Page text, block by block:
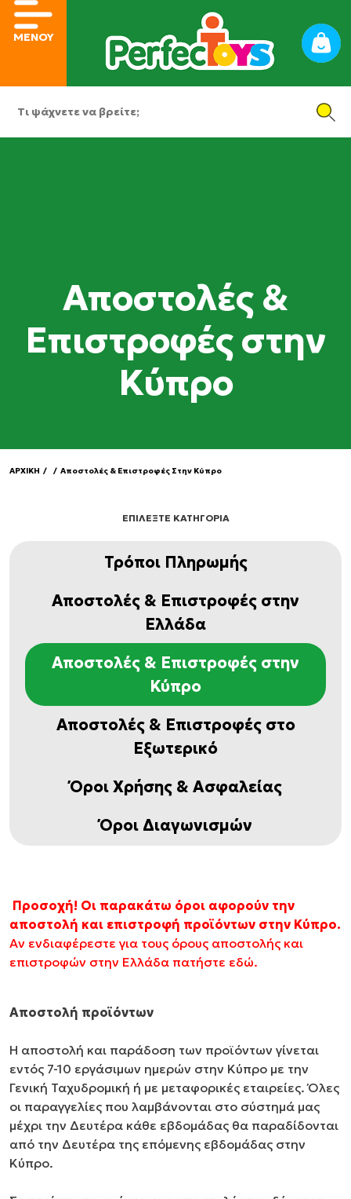
ΜΕΝΟΥ
Αποστολές &
Επιστροφές στην
Κύπρο
ΑΡΧΙΚΗ / / Αποστολές & Επιστροφές Στην Κύπρο
ΕΠΙΛΕΞΤΕ ΚΑΤΗΓΟΡΙΑ
Τρόποι Πληρωμής
Αποστολές & Επιστροφές στην
Ελλάδα
Αποστολές & Επιστροφές στην
Κύπρο
Αποστολές & Επιστροφές στο
Εξωτερικό
Όροι Χρήσης & Ασφαλείας
Όροι Διαγωνισμών
Προσοχή! Οι παρακάτω όροι αφορούν την
αποστολή και επιστροφή προϊόντων στην Κύπρο.
Αν ενδιαφέρεστε για τους όρους αποστολής και
επιστροφών στην Ελλάδα πατήστε εδώ.
Αποστολή προϊόντων
Η αποστολή και παράδοση των προϊόντων γίνεται
εντός 7-10 εργάσιμων ημερών στην Κύπρο με την
Γενική Ταχυδρομική ή με μεταφορικές εταιρείες. Όλες
οι παραγγελίες που λαμβάνονται στο σύστημά μας
μέχρι την Δευτέρα κάθε εβδομάδας θα παραδίδονται
από την Δευτέρα της επόμενης εβδομάδας στην
Κύπρο.